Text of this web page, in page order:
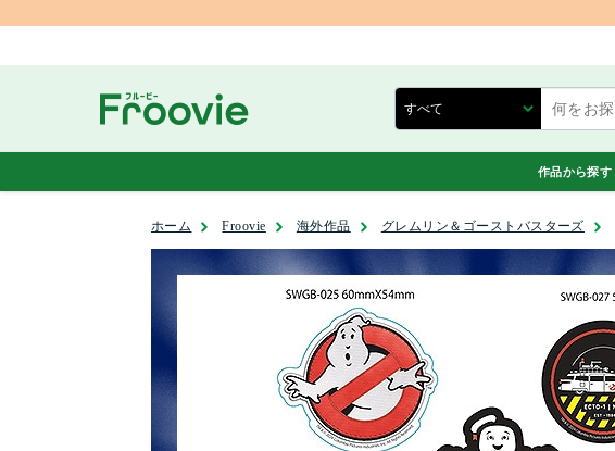
作品から探す
ホーム Froovie 海外作品 グレムリン＆ゴーストバスターズ